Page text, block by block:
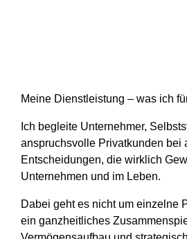
Meine Dienstleistung – was ich
Ich begleite Unternehmer,
anspruchsvolle Privatkunden bei
Entscheidungen, die wirklich
Unternehmen und im Leben.
Dabei geht es nicht um einzelne
ein ganzheitliches